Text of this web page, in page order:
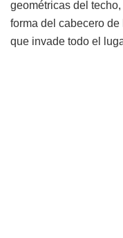
geométricas del
forma del cabecero
que invade todo el